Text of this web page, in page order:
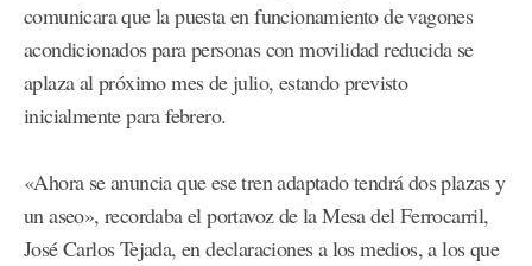
comunicara que la puesta en funcionamiento de vagones
acondicionados para personas con movilidad reducida se
aplaza al próximo mes de julio, estando previsto
inicialmente para febrero.
«Ahora se anuncia que ese tren adaptado tendrá dos plazas y
un aseo», recordaba el portavoz de la Mesa del Ferrocarril,
José Carlos Tejada, en declaraciones a los medios, a los que